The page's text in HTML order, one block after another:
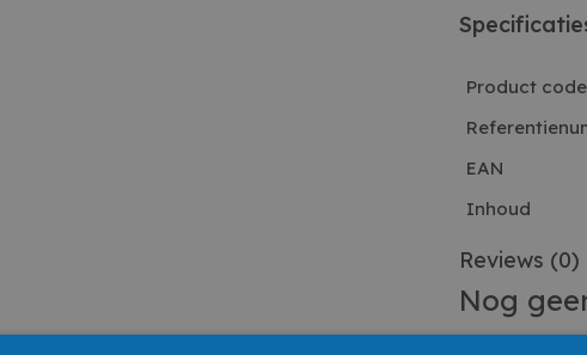
Product code
EAN
Inhoud
Reviews (0)
Nog